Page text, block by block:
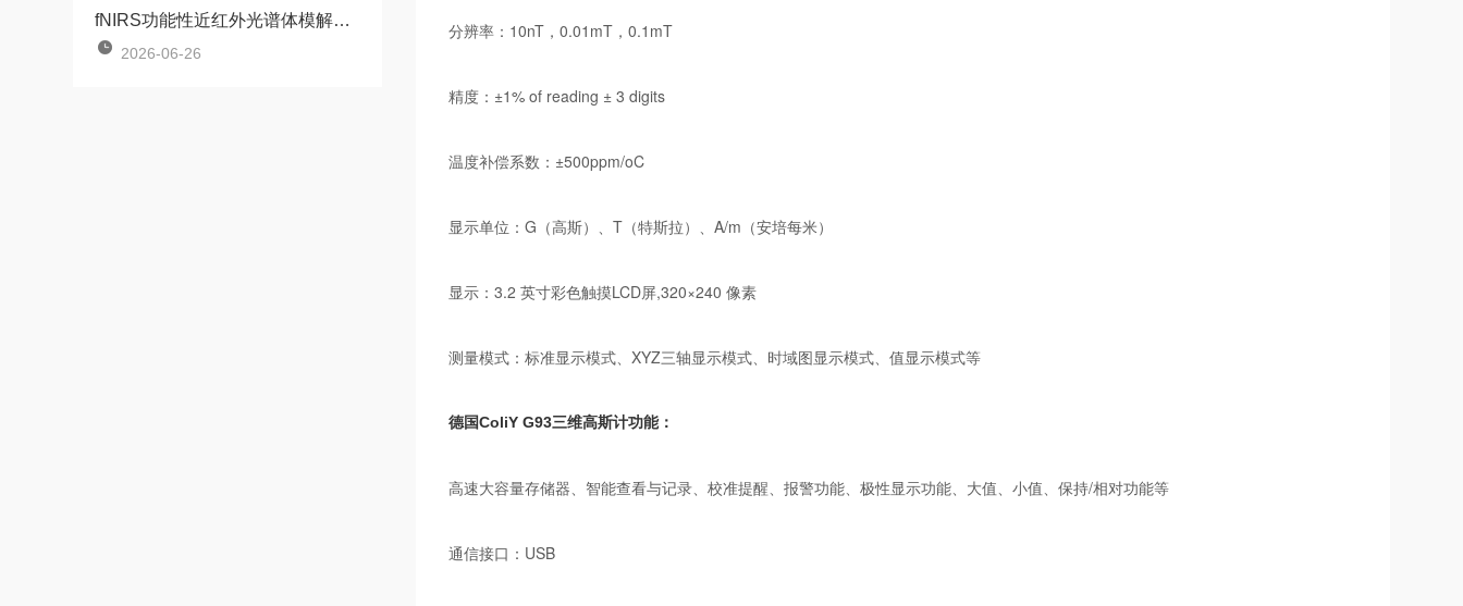
fNIRS功能性近红外光谱体模解决方案
2026-06-26
分辨率：10nT，0.01mT，0.1mT
精度：±1% of reading ± 3 digits
温度补偿系数：±500ppm/oC
显示单位：G（高斯）、T（特斯拉）、A/m（安培每米）
显示：3.2 英寸彩色触摸LCD屏,320×240 像素
测量模式：标准显示模式、XYZ三轴显示模式、时域图显示模式、值显示模式等
德国ColiY G93三维高斯计功能：
高速大容量存储器、智能查看与记录、校准提醒、报警功能、极性显示功能、大值、小值、保持/相对功能等
通信接口：USB